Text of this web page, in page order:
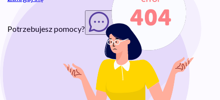
Potrzebujesz pomocy? Rozpocznij chat